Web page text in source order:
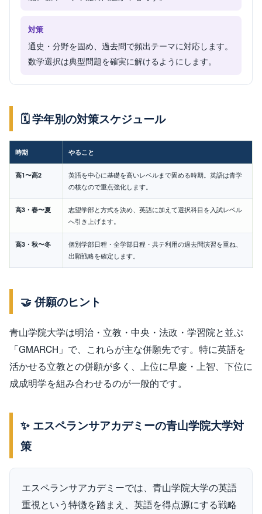
対策
通史・分野を固め、過去問で頻出テーマに対応します。
数学選択は典型問題を確実に解けるようにします。
🗓️ 学年別の対策スケジュール
時期 やること
高1〜高2
英語を中心に基礎を高いレベルまで固める時期。英語は青学
の核なので重点強化します。
高3・春〜夏
志望学部と方式を決め、英語に加えて選択科目を入試レベル
へ引き上げます。
高3・秋〜冬
個別学部日程・全学部日程・共テ利用の過去問演習を重ね、
出願戦略を確定します。
🤝 併願のヒント
青山学院大学は明治・立教・中央・法政・学習院と並ぶ
「GMARCH」で、これらが主な併願先です。特に英語を
活かせる立教との併願が多く、上位に早慶・上智、下位に
成成明学を組み合わせるのが一般的です。
✨ エスペランサアカデミーの青山学院大学対
策
エスペランサアカデミーでは、青山学院大学の英語
重視という特徴を踏まえ、英語を得点源にする戦略